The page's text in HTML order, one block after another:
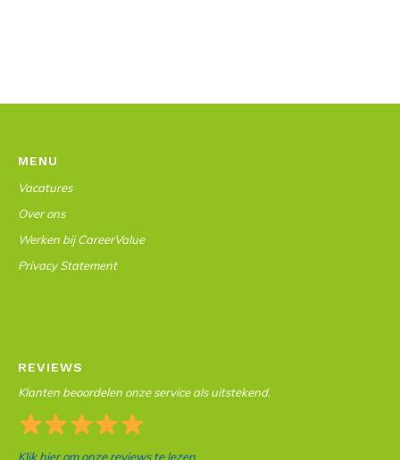
MENU
Vacatures
Over ons
Werken bij CareerValue
Privacy Statement
REVIEWS
Klanten beoordelen onze service als uitstekend.
Klik hier om onze reviews te lezen